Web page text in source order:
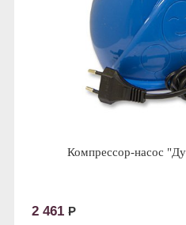
Компрессор-насос
2 461 Р